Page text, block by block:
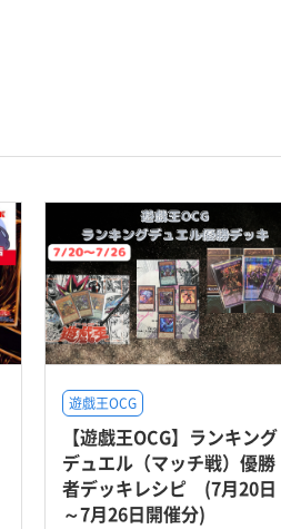
遊戯王OCG
【遊戯王OCG】ランキング
デュエル（マッチ戦）優勝
者デッキレシピ (7月20日
～7月26日開催分)